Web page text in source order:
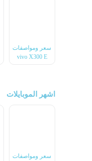
سعر ومواصفات
vivo X300 E
اشهر الموبايلات
سعر ومواصفات